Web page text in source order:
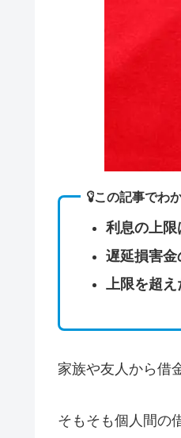
この記事でわ
利息の上
遅延損害
上限を超
家族や友人から借
そもそも個人間の